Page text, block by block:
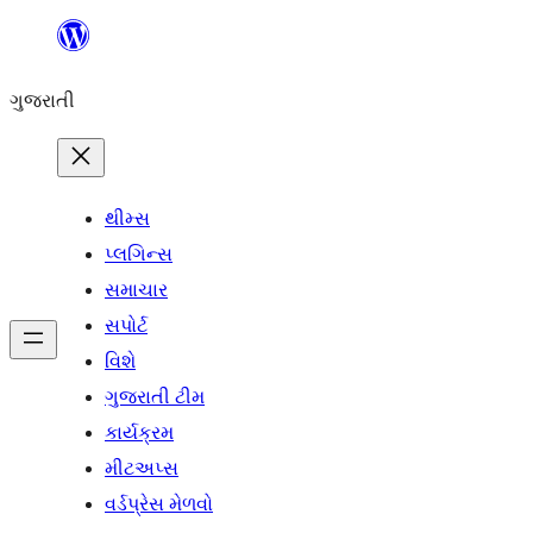
કંટેન્ટ(લખાણ)
જાઓ
ગુજરાતી
થીમ્સ
પ્લગિન્સ
સમાચાર
સપોર્ટ
વિશે
ગુજરાતી ટીમ
કાર્યક્રમ
મીટઅપ્સ
વર્ડપ્રેસ મેળવો